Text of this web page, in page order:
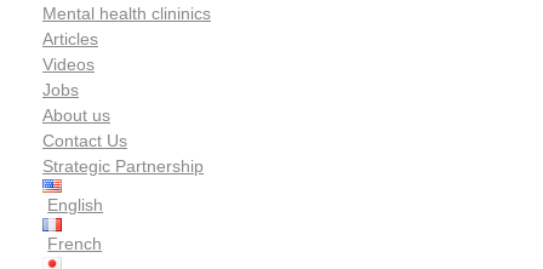
Mental health clininics
Articles
Videos
Jobs
About us
Contact Us
Strategic Partnership
English
French